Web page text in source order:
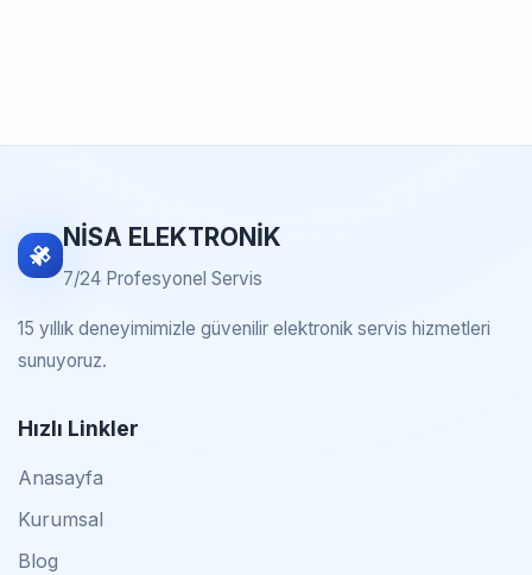
NİSA ELEKTRONİK
7/24 Profesyonel Servis
15 yıllık deneyimimizle güvenilir elektronik servis hizmetleri
sunuyoruz.
Hızlı Linkler
Anasayfa
Kurumsal
Blog